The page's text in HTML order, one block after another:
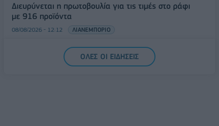
Διευρύνεται η πρωτοβουλία για τις τιμές στο ράφι
με 916 προϊόντα
08/08/2026 - 12:12 ΛΙΑΝΕΜΠΟΡΙΟ
Health Monitoring: Η εθνική υποδομή για την
αξιοποίηση των δεδομένων υγείας προς όφελος
ΟΛΕΣ ΟΙ ΕΙΔΗΣΕΙΣ